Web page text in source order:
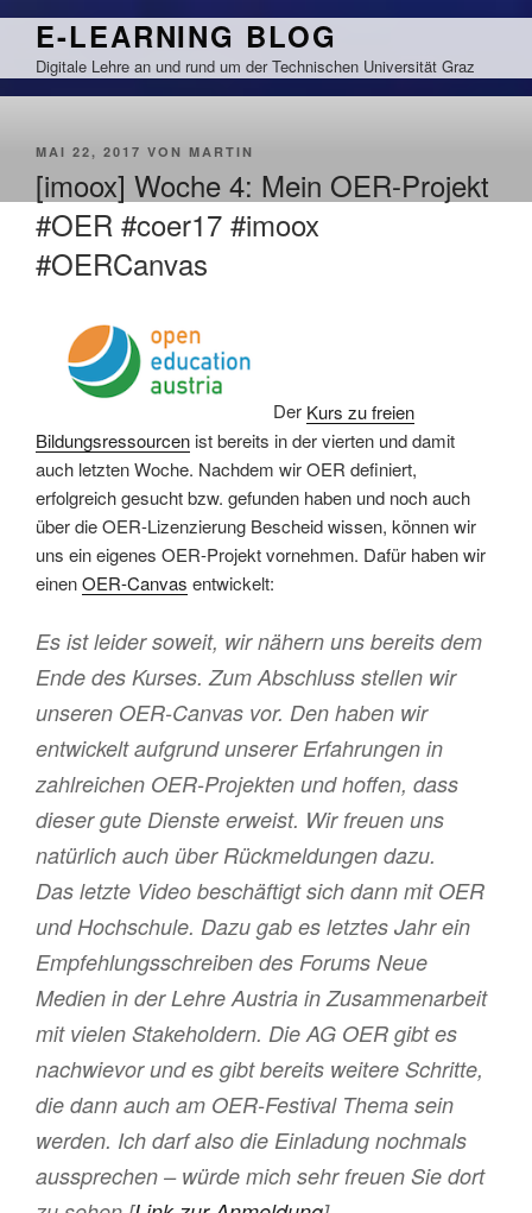
Zum
springen
E-LEARNING BLOG
Digitale Lehre an und rund um der Technischen Universität Graz
VERÖFFENTLICHT
MAI 22, 2017 VON MARTIN
[imoox] Woche 4: Mein OER-Projekt
#OER #coer17 #imoox
#OERCanvas
Der Kurs zu freien
Bildungsressourcen ist bereits in der vierten und damit
auch letzten Woche. Nachdem wir OER definiert,
erfolgreich gesucht bzw. gefunden haben und noch auch
über die OER-Lizenzierung Bescheid wissen, können wir
uns ein eigenes OER-Projekt vornehmen. Dafür haben wir
einenOER-Canvas entwickelt:
Es ist leider soweit, wir nähern uns bereits dem
Ende des Kurses. Zum Abschluss stellen wir
unseren OER-Canvas vor. Den haben wir
entwickelt aufgrund unserer Erfahrungen in
zahlreichen OER-Projekten und hoffen, dass
dieser gute Dienste erweist. Wir freuen uns
natürlich auch über Rückmeldungen dazu.
Das letzte Video beschäftigt sich dann mit OER
und Hochschule. Dazu gab es letztes Jahr ein
Empfehlungsschreiben des Forums Neue
Medien in der Lehre Austria in Zusammenarbeit
mit vielen Stakeholdern. Die AG OER gibt es
nachwievor und es gibt bereits weitere Schritte,
die dann auch am OER-Festival Thema sein
werden. Ich darf also die Einladung nochmals
aussprechen – würde mich sehr freuen Sie dort